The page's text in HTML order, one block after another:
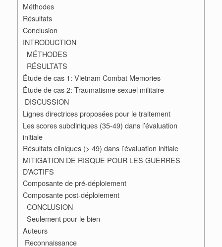
Méthodes
Résultats
Conclusion
INTRODUCTION
MÉTHODES
RÉSULTATS
Étude de cas 1: Vietnam Combat Memories
Étude de cas 2: Traumatisme sexuel militaire
DISCUSSION
Lignes directrices proposées pour le traitement
Les scores subcliniques (35-49) dans l’évaluation
initiale
Résultats cliniques (> 49) dans l’évaluation initiale
MITIGATION DE RISQUE POUR LES GUERRES
D’ACTIFS
Composante de pré-déploiement
Composante post-déploiement
CONCLUSION
Seulement pour le bien
Auteurs
Reconnaissance